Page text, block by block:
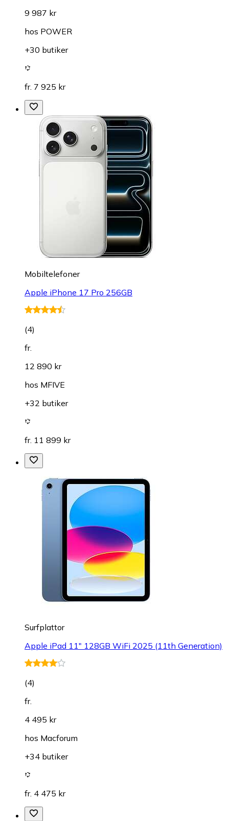
9 987 kr
hos POWER
+30 butiker
fr. 7 925 kr
Mobiltelefoner
Apple iPhone 17 Pro 256GB
(4)
fr.
12 890 kr
hos MFIVE
+32 butiker
fr. 11 899 kr
Surfplattor
Apple iPad 11" 128GB WiFi 2025 (11th Generation)
(4)
fr.
4 495 kr
hos Macforum
+34 butiker
fr. 4 475 kr